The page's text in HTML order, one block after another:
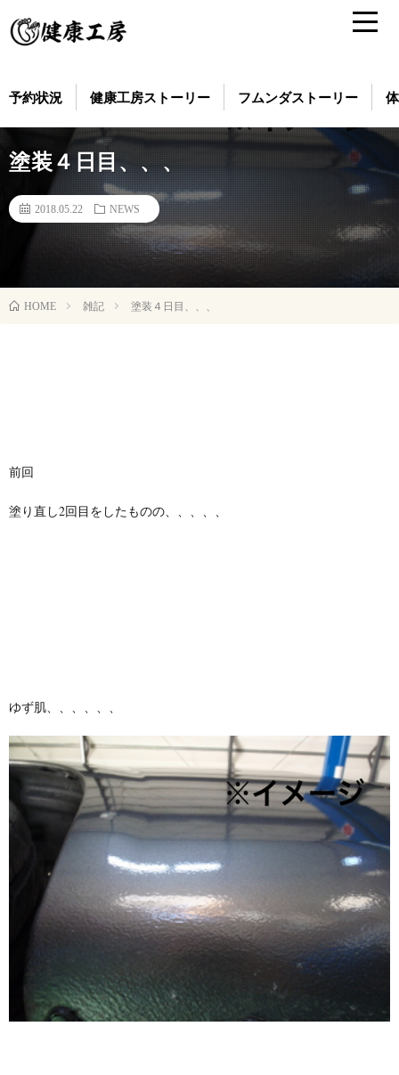
予約状況 健康工房ストーリー フムンダストーリー
塗装４日目、、、
2018.05.22 NEWS
HOME 雑記 塗装４日目、、、
前回
塗り直し2回目をしたものの、、、、、
ゆず肌、、、、、、